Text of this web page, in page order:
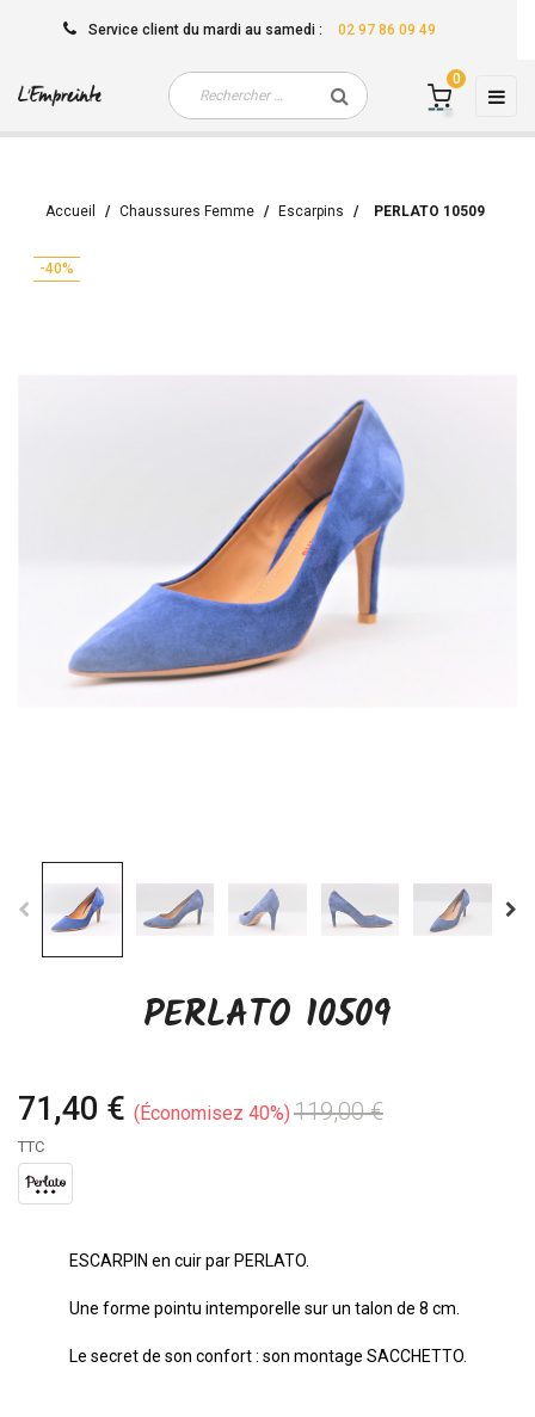
Service client du mardi au samedi : 02 97 86 09 49
☰
0
Accueil Chaussures Femme Escarpins PERLATO 10509
-40%
PERLATO 10509
71,40 € Économisez 40% 119,00 €
TTC
ESCARPIN en cuir par PERLATO.
Une forme pointu intemporelle sur un talon de 8 cm.
Le secret de son confort : son montage SACCHETTO.